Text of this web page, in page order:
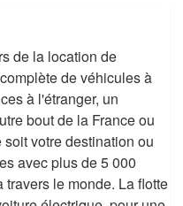
de la location de
de véhicules à
à l'étranger, un
bout de la France ou
votre destination ou
avec plus de 5 000
le monde. La flotte